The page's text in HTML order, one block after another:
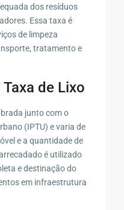
dos resíduos
Essa taxa é
de limpeza
tratamento e
de Lixo
junto com o
(IPTU) e varia de
e a quantidade de
é utilizado
e destinação do
em infraestrutura